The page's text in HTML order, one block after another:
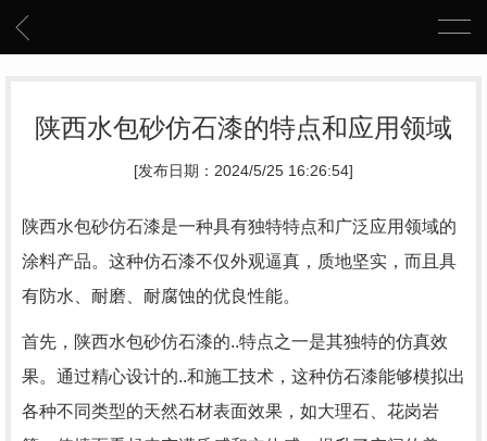
陕西水包砂仿石漆的特点和应用领域
[发布日期：2024/5/25 16:26:54]
陕西水包砂仿石漆是一种具有独特特点和广泛应用领域的
涂料产品。这种仿石漆不仅外观逼真，质地坚实，而且具
有防水、耐磨、耐腐蚀的优良性能。
首先，陕西水包砂仿石漆的..特点之一是其独特的仿真效
果。通过精心设计的..和施工技术，这种仿石漆能够模拟出
各种不同类型的天然石材表面效果，如大理石、花岗岩